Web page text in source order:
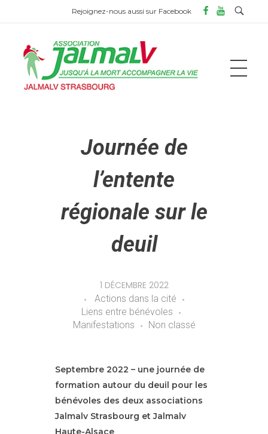
Rejoignez-nous aussi sur Facebook
Journée de
l’entente
régionale sur le
deuil
1 DÉCEMBRE 2022
Actions dans la cité
Liens entre bénévoles
Manifestations
Non classé
Septembre 2022 – une journée de
formation autour du deuil pour les
bénévoles des deux associations
Jalmalv Strasbourg et Jalmalv
Haute-Alsace